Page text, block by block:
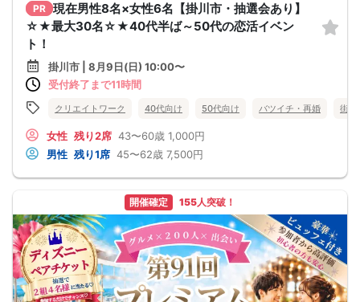
PR 現在男性8名×女性6名【掛川市・抽選会あり】
☆★最大30名☆★40代半ば～50代の恋活イベン
ト！
掛川市 | 8月9日(日) 10:00〜
受付終了まで11時間
クリエイトワーク 40代向け 50代向け バツイチ・再婚 街コ
女性 残り2席 43〜60歳 1,000円
男性 残り1席 45〜62歳 7,500円
開催確定 155人突破！